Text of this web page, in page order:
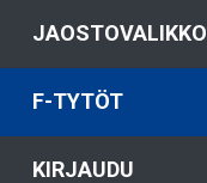
JAOSTOVALIKKO
F-TYTÖT
KIRJAUDU